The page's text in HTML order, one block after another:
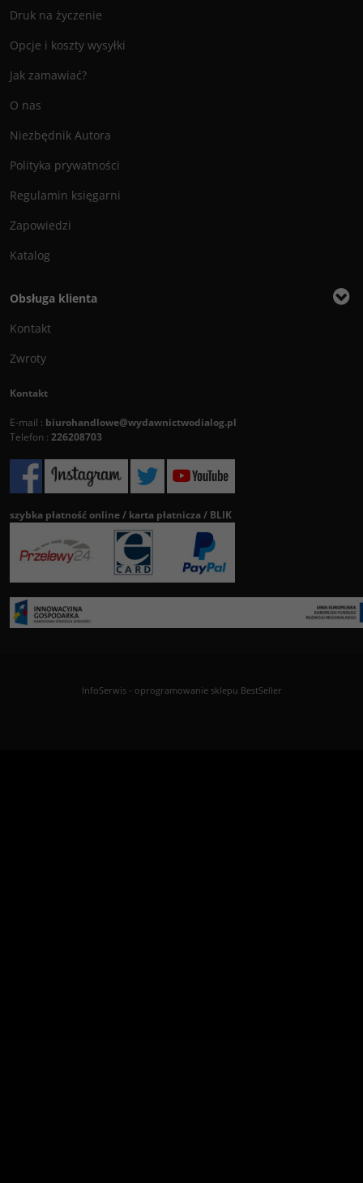
Druk na życzenie
Opcje i koszty wysyłki
Jak zamawiać?
O nas
Niezbędnik Autora
Polityka prywatności
Regulamin księgarni
Zapowiedzi
Katalog
Obsługa klienta
Kontakt
Zwroty
Kontakt
E-mail : biurohandlowe@wydawnictwodialog.pl
Telefon : 226208703
szybka płatność online / karta płatnicza / BLIK
InfoSerwis- oprogramowanie sklepu BestSeller